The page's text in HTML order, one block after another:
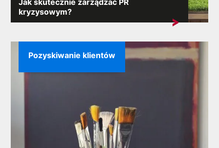
kryzysowym?
Sytuacje kryzysowe mogą pojawić się
Pozyskiwanie klientów